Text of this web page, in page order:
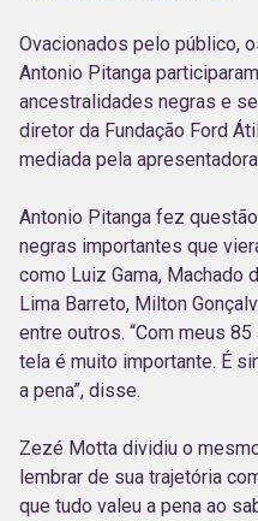
Ovacionados pelo público,
Antonio Pitanga
ancestralidades negras e
diretor da Fundação Ford
mediada pela
Antonio Pitanga fez
negras importantes que
como Luiz Gama, Machado
Lima Barreto, Milton
entre outros. “Com meus
tela é muito importante. É
a pena”, disse.
Zezé Motta dividiu o
lembrar de sua trajetória
que tudo valeu a pena ao